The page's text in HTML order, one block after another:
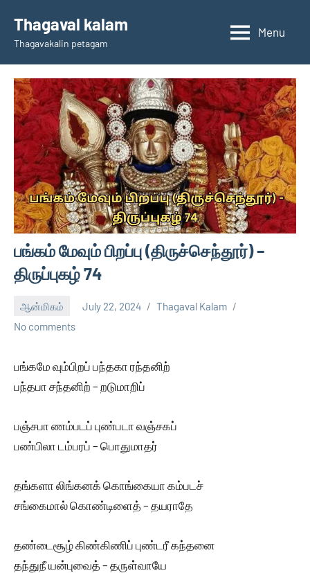
content
Thagaval kalam
Thagavakalin petagam
Menu
பங்கம் மேவும் பிறப்பு (திருச்செந்தூர்) –
திருப்புகழ் 74
ஆன்மிகம் July 22, 2024
Thagaval Kalam
No comments
பங்கமே வும்பிறப் பந்தகா ரந்தனிற்
பந்தபா சந்தனிற் – றடுமாறிப்
பஞ்சபா ணம்படப் புண்படா வஞ்சகப்
பண்பிலா டம்பரப் – பொதுமாதர்
தங்களா லிங்கனக் கொங்கையா கம்படச்
சங்கைமால் கொண்டிளைத் – தயராதே
தண்டைசூழ் கிண்கிணிப் புண்டரீ கந்தனை
தந்துநீ யன்புவைத் – தருள்வாயே